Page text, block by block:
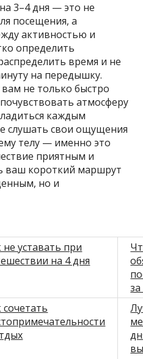
3–4 дня — это не
посещения, а
активностью и
определить
время и не
на передышку.
не только быстро
атмосферу
каждым
слушать свои ощущения
телу — именно это
приятным и
ваш короткий маршрут
но и
не уставать при
на 4 дня
сочетать